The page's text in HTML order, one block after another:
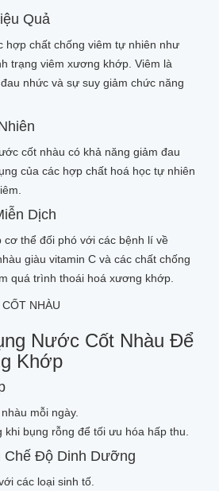
Quả
hợp chất chống viêm tự nhiên như
trạng viêm xương khớp. Viêm là
nhức và sự suy giảm chức năng
cốt nhàu có khả năng giảm đau
của các hợp chất hoá học tự nhiên
Dịch
cơ thể đối phó với các bệnh lí về
giàu vitamin C và các chất chống
quá trình thoái hoá xương khớp.
Nước Cốt Nhàu Để
Khớp
mỗi ngày.
khi bụng rỗng để tối ưu hóa hấp thu.
Chế Độ Dinh Dưỡng
các loại sinh tố.